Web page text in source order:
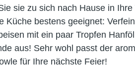
sie zu sich nach Hause in
Küche bestens geeignet:
mit ein paar Tropfen
aus! Sehr wohl passt der
für Ihre nächste Feier!